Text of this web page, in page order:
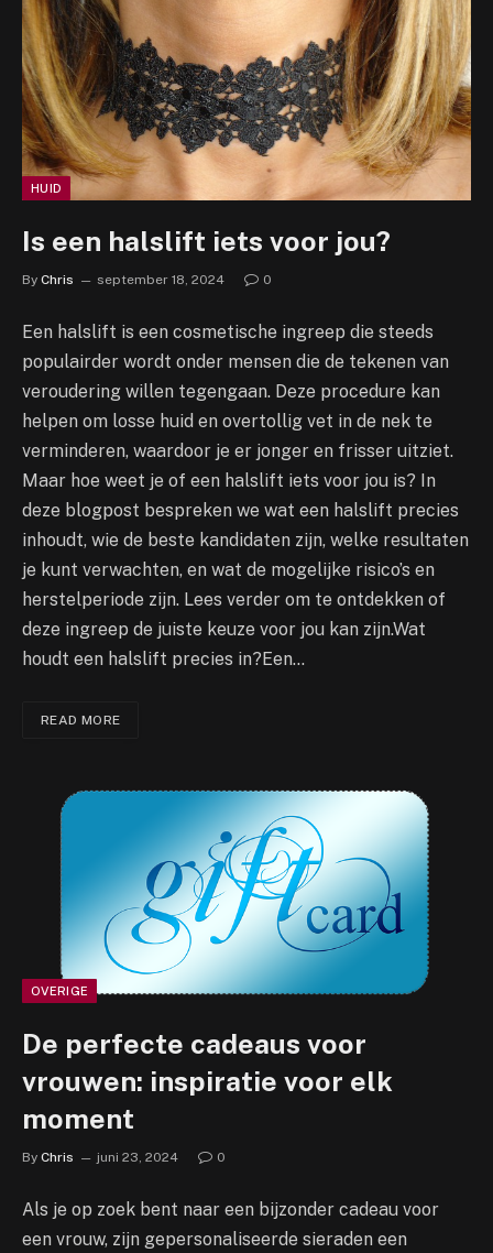
HUID
Is een halslift iets voor jou?
By Chris september 18, 2024 0
Een halslift is een cosmetische ingreep die steeds
populairder wordt onder mensen die de tekenen van
veroudering willen tegengaan. Deze procedure kan
helpen om losse huid en overtollig vet in de nek te
verminderen, waardoor je er jonger en frisser uitziet.
Maar hoe weet je of een halslift iets voor jou is? In
deze blogpost bespreken we wat een halslift precies
inhoudt, wie de beste kandidaten zijn, welke resultaten
je kunt verwachten, en wat de mogelijke risico’s en
herstelperiode zijn. Lees verder om te ontdekken of
deze ingreep de juiste keuze voor jou kan zijn.Wat
houdt een halslift precies in?Een…
READ MORE
OVERIGE
De perfecte cadeaus voor
vrouwen: inspiratie voor elk
moment
By Chris juni 23, 2024 0
Als je op zoek bent naar een bijzonder cadeau voor
een vrouw, zijn gepersonaliseerde sieraden een